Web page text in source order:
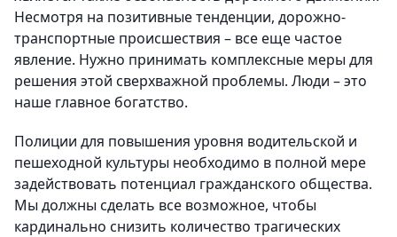
Несмотря на позитивные тенденции, дорожно-
транспортные происшествия – все еще частое
явление. Нужно принимать комплексные меры для
решения этой сверхважной проблемы. Люди – это
наше главное богатство.
Полиции для повышения уровня водительской и
пешеходной культуры необходимо в полной мере
задействовать потенциал гражданского общества.
Мы должны сделать все возможное, чтобы
кардинально снизить количество трагических